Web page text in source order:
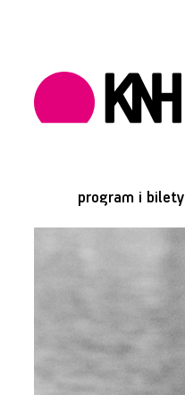
program i bilety